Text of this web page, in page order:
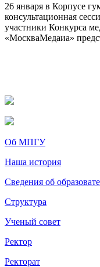
26 января в Корпусе
консультационная
участники Конкурса
«МоскваМедаиа»
Об МПГУ
Наша история
Сведения об
Структура
Ученый совет
Ректор
Ректорат